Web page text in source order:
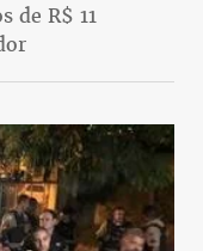
de R$ 11